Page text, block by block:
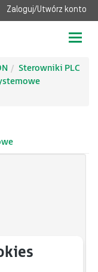
Zaloguj/Utwórz konto
Sterowniki PLC